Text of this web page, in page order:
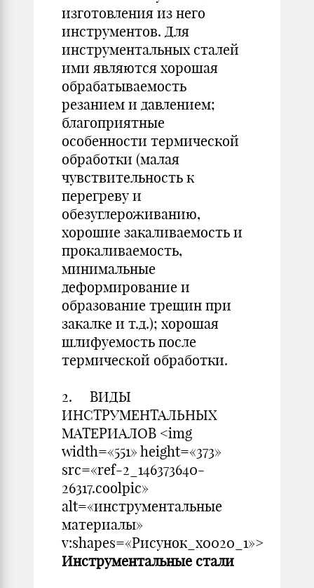
изготовления из него
инструментов. Для
инструментальных сталей
ими являются хорошая
обрабатываемость
резанием и давлением;
благоприятные
особенности термической
обработки (малая
чувствительность к
перегреву и
обезуглероживанию,
хорошие закаливаемость и
прокаливаемость,
минимальные
деформирование и
образование трещин при
закалке и т.д.); хорошая
шлифуемость после
термической обработки.
2. ВИДЫ
ИНСТРУМЕНТАЛЬНЫХ
МАТЕРИАЛОВ <img
width=«551» height=«373»
src=«ref-2_146373640-
26317.coolpic»
alt=«инструментальные
материалы»
v:shapes=«Рисунок_x0020_1»>
Инструментальные стали